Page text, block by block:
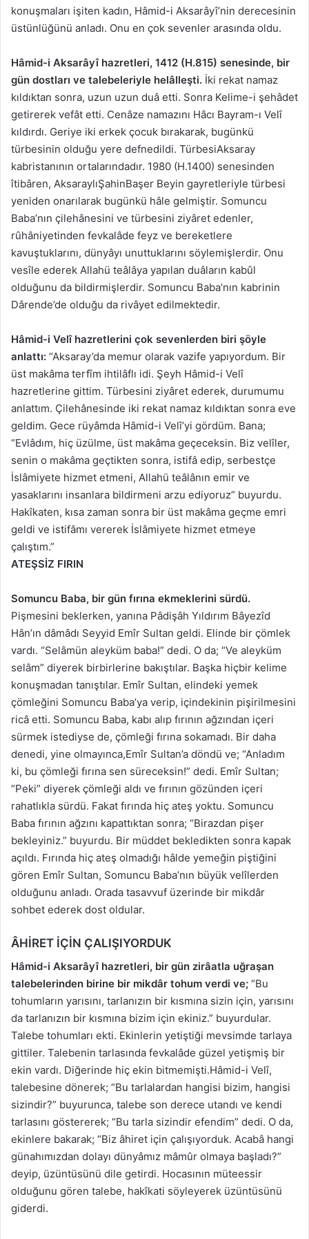
konuşmaları işiten kadın, Hâmid-i Aksarâyî’nin derecesinin
üstünlüğünü anladı. Onu en çok sevenler arasında oldu.
Hâmid-i Aksarâyî hazretleri, 1412 (H.815) senesinde, bir
gün dostları ve talebeleriyle helâlleşti. İki rekat namaz
kıldıktan sonra, uzun uzun duâ etti. Sonra Kelime-i şehâdet
getirerek vefât etti. Cenâze namazını Hâcı Bayram-ı Velî
kıldırdı. Geriye iki erkek çocuk bırakarak, bugünkü
türbesinin olduğu yere defnedildi. TürbesiAksaray
kabristanının ortalarındadır. 1980 (H.1400) senesinden
îtibâren, AksaraylıŞahinBaşer Beyin gayretleriyle türbesi
yeniden onarılarak bugünkü hâle gelmiştir. Somuncu
Baba’nın çilehânesini ve türbesini ziyâret edenler,
rûhâniyetinden fevkalâde feyz ve bereketlere
kavuştuklarını, dünyâyı unuttuklarını söylemişlerdir. Onu
vesîle ederek Allahü teâlâya yapılan duâların kabûl
olduğunu da bildirmişlerdir. Somuncu Baba’nın kabrinin
Dârende’de olduğu da rivâyet edilmektedir.
Hâmid-i Velî hazretlerini çok sevenlerden biri şöyle
anlattı: “Aksaray’da memur olarak vazife yapıyordum. Bir
üst makâma terfîm ihtilâflı idi. Şeyh Hâmid-i Velî
hazretlerine gittim. Türbesini ziyâret ederek, durumumu
anlattım. Çilehânesinde iki rekat namaz kıldıktan sonra eve
geldim. Gece rüyâmda Hâmid-i Velî’yi gördüm. Bana;
“Evlâdım, hiç üzülme, üst makâma geçeceksin. Biz velîler,
senin o makâma geçtikten sonra, istifâ edip, serbestçe
İslâmiyete hizmet etmeni, Allahü teâlânın emir ve
yasaklarını insanlara bildirmeni arzu ediyoruz” buyurdu.
Hakîkaten, kısa zaman sonra bir üst makâma geçme emri
geldi ve istifâmı vererek İslâmiyete hizmet etmeye
çalıştım.”
ATEŞSİZ FIRIN
Somuncu Baba, bir gün fırına ekmeklerini sürdü.
Pişmesini beklerken, yanına Pâdişâh Yıldırım Bâyezîd
Hân’ın dâmâdı Seyyid Emîr Sultan geldi. Elinde bir çömlek
vardı. “Selâmün aleyküm baba!” dedi. O da; “Ve aleyküm
selâm” diyerek birbirlerine bakıştılar. Başka hiçbir kelime
konuşmadan tanıştılar. Emîr Sultan, elindeki yemek
çömleğini Somuncu Baba’ya verip, içindekinin pişirilmesini
ricâ etti. Somuncu Baba, kabı alıp fırının ağzından içeri
sürmek istediyse de, çömleği fırına sokamadı. Bir daha
denedi, yine olmayınca,Emîr Sultan’a döndü ve; “Anladım
ki, bu çömleği fırına sen süreceksin!” dedi. Emîr Sultan;
“Peki” diyerek çömleği aldı ve fırının gözünden içeri
rahatlıkla sürdü. Fakat fırında hiç ateş yoktu. Somuncu
Baba fırının ağzını kapattıktan sonra; “Birazdan pişer
bekleyiniz.” buyurdu. Bir müddet bekledikten sonra kapak
açıldı. Fırında hiç ateş olmadığı hâlde yemeğin piştiğini
gören Emîr Sultan, Somuncu Baba’nın büyük velîlerden
olduğunu anladı. Orada tasavvuf üzerinde bir mikdâr
sohbet ederek dost oldular.
ÂHİRET İÇİN ÇALIŞIYORDUK
Hâmid-i Aksarâyî hazretleri, bir gün zirâatla uğraşan
talebelerinden birine bir mikdâr tohum verdi ve; “Bu
tohumların yarısını, tarlanızın bir kısmına sizin için, yarısını
da tarlanızın bir kısmına bizim için ekiniz.” buyurdular.
Talebe tohumları ekti. Ekinlerin yetiştiği mevsimde tarlaya
gittiler. Talebenin tarlasında fevkalâde güzel yetişmiş bir
ekin vardı. Diğerinde hiç ekin bitmemişti.Hâmid-i Velî,
talebesine dönerek; “Bu tarlalardan hangisi bizim, hangisi
sizindir?” buyurunca, talebe son derece utandı ve kendi
tarlasını göstererek; “Bu tarla sizindir efendim” dedi. O da,
ekinlere bakarak; “Biz âhiret için çalışıyorduk. Acabâ hangi
günahımızdan dolayı dünyâmız mâmûr olmaya başladı?”
deyip, üzüntüsünü dile getirdi. Hocasının müteessir
olduğunu gören talebe, hakîkati söyleyerek üzüntüsünü
giderdi.